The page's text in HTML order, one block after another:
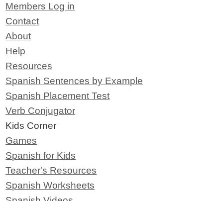
Members Log in
Contact
About
Help
Resources
Spanish Sentences by Example
Spanish Placement Test
Verb Conjugator
Kids Corner
Games
Spanish for Kids
Teacher's Resources
Spanish Worksheets